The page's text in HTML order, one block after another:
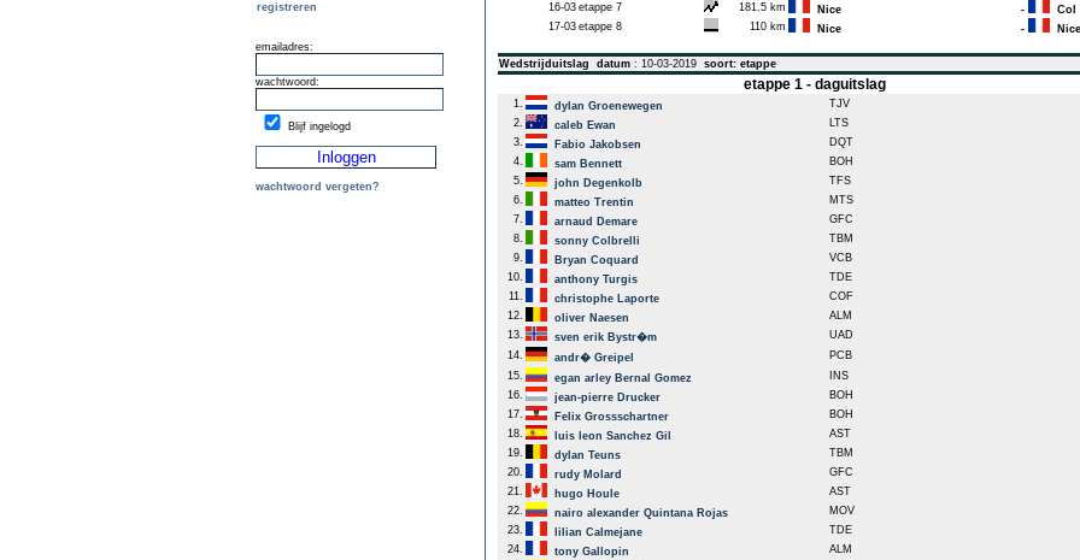
registreren
emailadres:
wachtwoord:
Blijf ingelogd
wachtwoord vergeten?
16-03 etappe 7 181.5 km Nice -
Col
17-03 etappe 8 110 km Nice - Nice
Wedstrijduitslag datum : 10-03-2019 soort: etappe
etappe 1 - daguitslag
1. dylan Groenewegen TJV
2.
caleb Ewan LTS
3.
Fabio Jakobsen DQT
4.
sam Bennett BOH
5.
john Degenkolb TFS
6.
matteo Trentin MTS
7.
arnaud Demare GFC
8.
sonny Colbrelli TBM
9.
Bryan Coquard VCB
10.
anthony Turgis TDE
11.
christophe Laporte COF
12.
oliver Naesen ALM
13.
sven erik Bystr�m UAD
14.
andr� Greipel PCB
15.
egan arley Bernal Gomez INS
16.
jean-pierre Drucker BOH
17.
Felix Grossschartner BOH
18.
luis leon Sanchez Gil AST
19.
dylan Teuns TBM
20.
rudy Molard GFC
21.
hugo Houle AST
22.
nairo alexander Quintana Rojas MOV
23.
lilian Calmejane TDE
24.
tony Gallopin ALM